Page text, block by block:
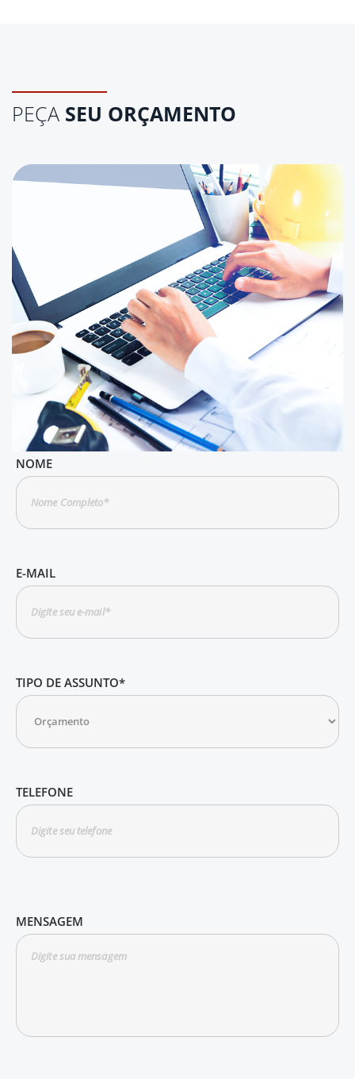
PEÇA SEU ORÇAMENTO
NOME
E-MAIL
TIPO DE ASSUNTO*
TELEFONE
MENSAGEM